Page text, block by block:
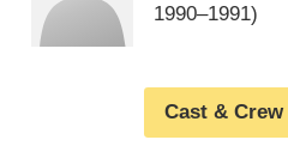
1990⁠–⁠1991)
Cast &